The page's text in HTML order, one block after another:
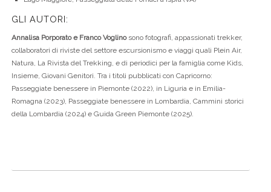
GLI AUTORI:
Annalisa Porporato e Franco Voglinosono fotografi, appassionati trekker,
collaboratori di riviste del settore escursionismo e viaggi quali Plein Air,
Natura, La Rivista del Trekking, e di periodici per la famiglia come Kids,
Insieme, Giovani Genitori. Tra i titoli pubblicati con Capricorno:
Passeggiate benessere in Piemonte (2022), in Liguria e in Emilia-
Romagna (2023), Passeggiate benessere in Lombardia, Cammini storici
della Lombardia (2024) e Guida Green Piemonte (2025).